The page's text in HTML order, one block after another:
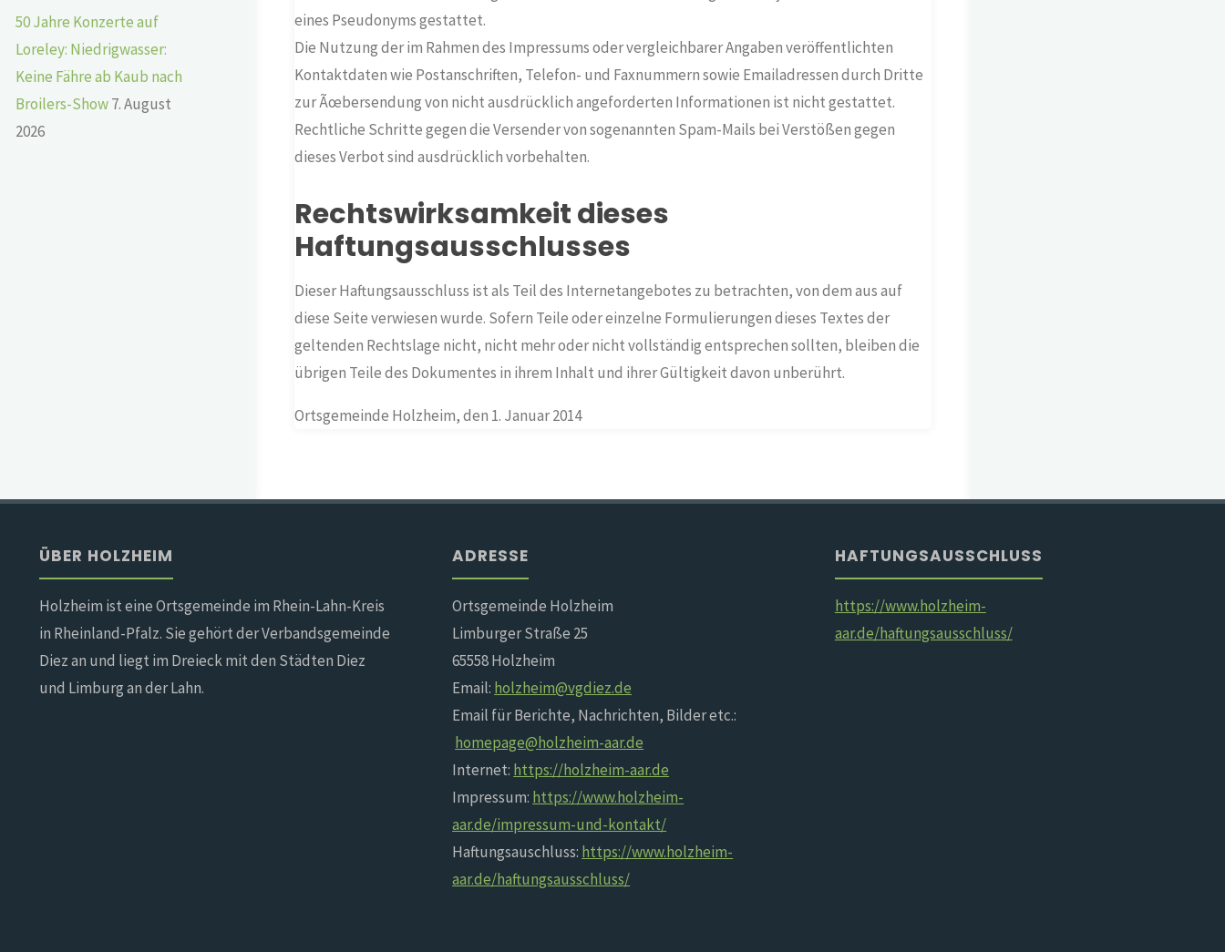
eines Pseudonyms gestattet.
Die Nutzung der im Rahmen des Impressums oder vergleichbarer Angaben veröffentlichten
Kontaktdaten wie Postanschriften, Telefon- und Faxnummern sowie Emailadressen durch Dritte
zur Ãœbersendung von nicht ausdrücklich angeforderten Informationen ist nicht gestattet.
Rechtliche Schritte gegen die Versender von sogenannten Spam-Mails bei Verstößen gegen
dieses Verbot sind ausdrücklich vorbehalten.
Rechtswirksamkeit dieses
Haftungsausschlusses
Dieser Haftungsausschluss ist als Teil des Internetangebotes zu betrachten, von dem aus auf
diese Seite verwiesen wurde. Sofern Teile oder einzelne Formulierungen dieses Textes der
geltenden Rechtslage nicht, nicht mehr oder nicht vollständig entsprechen sollten, bleiben die
übrigen Teile des Dokumentes in ihrem Inhalt und ihrer Gültigkeit davon unberührt.
Ortsgemeinde Holzheim, den 1. Januar 2014
50 Jahre Konzerte auf
Loreley: Niedrigwasser:
Keine Fähre ab Kaub nach
Broilers-Show7. August
2026
ÜBER HOLZHEIM
Holzheim ist eine Ortsgemeinde im Rhein-Lahn-Kreis
in Rheinland-Pfalz. Sie gehört der Verbandsgemeinde
Diez an und liegt im Dreieck mit den Städten Diez
und Limburg an der Lahn.
ADRESSE
Ortsgemeinde Holzheim
Limburger Straße 25
65558 Holzheim
Email: holzheim@vgdiez.de
Email für Berichte, Nachrichten, Bilder etc.:
homepage@holzheim-aar.de
Internet: https://holzheim-aar.de
Impressum: https://www.holzheim-
aar.de/impressum-und-kontakt/
Haftungsauschluss: https://www.holzheim-
aar.de/haftungsausschluss/
HAFTUNGSAUSSCHLUSS
https://www.holzheim-
aar.de/haftungsausschluss/